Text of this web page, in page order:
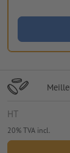
HT
20% TVA incl.